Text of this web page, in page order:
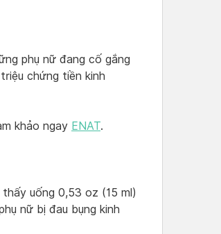
phụ nữ đang cố gắng
chứng tiền kinh
khảo ngay ENAT.
uống 0,53 oz (15 ml)
nữ bị đau bụng kinh